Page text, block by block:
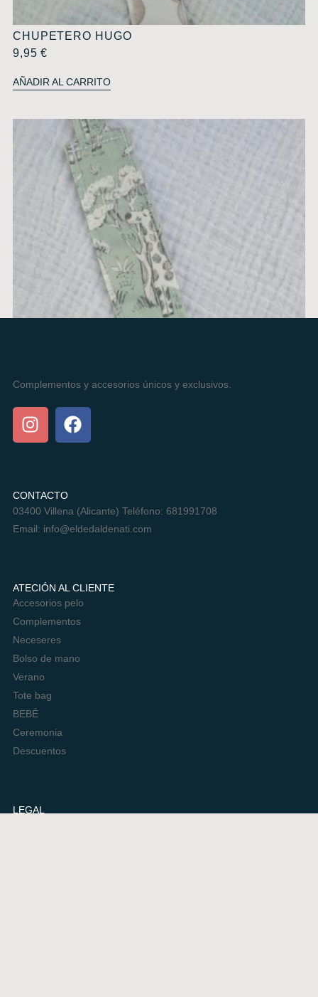
CHUPETERO HUGO
9,95€
AÑADIR AL CARRITO
CHUPETERO SELVA
9,95€
Complementos y accesorios únicos y exclusivos.
CONTACTO
03400 Villena (Alicante) Teléfono: 681991708
Email: info@eldedaldenati.com
ATECIÓN AL CLIENTE
Accesorios pelo
Complementos
Neceseres
Bolso de mano
Verano
Tote bag
BEBÉ
Ceremonia
Descuentos
LEGAL